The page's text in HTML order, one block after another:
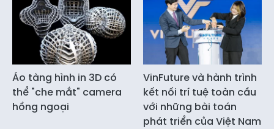
Áo tàng hình in 3D có
thể "che mắt" camera
hồng ngoại
VinFuture và hành trình
kết nối trí tuệ toàn cầu
với những bài toán
phát triển của Việt Nam